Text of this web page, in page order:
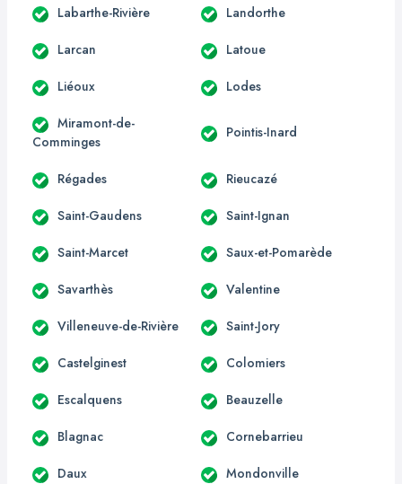
Labarthe-Rivière Landorthe
Larcan Latoue
Liéoux Lodes
Miramont-de-
Comminges
Pointis-Inard
Régades Rieucazé
Saint-Gaudens Saint-Ignan
Saint-Marcet Saux-et-Pomarède
Savarthès Valentine
Villeneuve-de-Rivière Saint-Jory
Castelginest Colomiers
Escalquens Beauzelle
Blagnac Cornebarrieu
Daux Mondonville